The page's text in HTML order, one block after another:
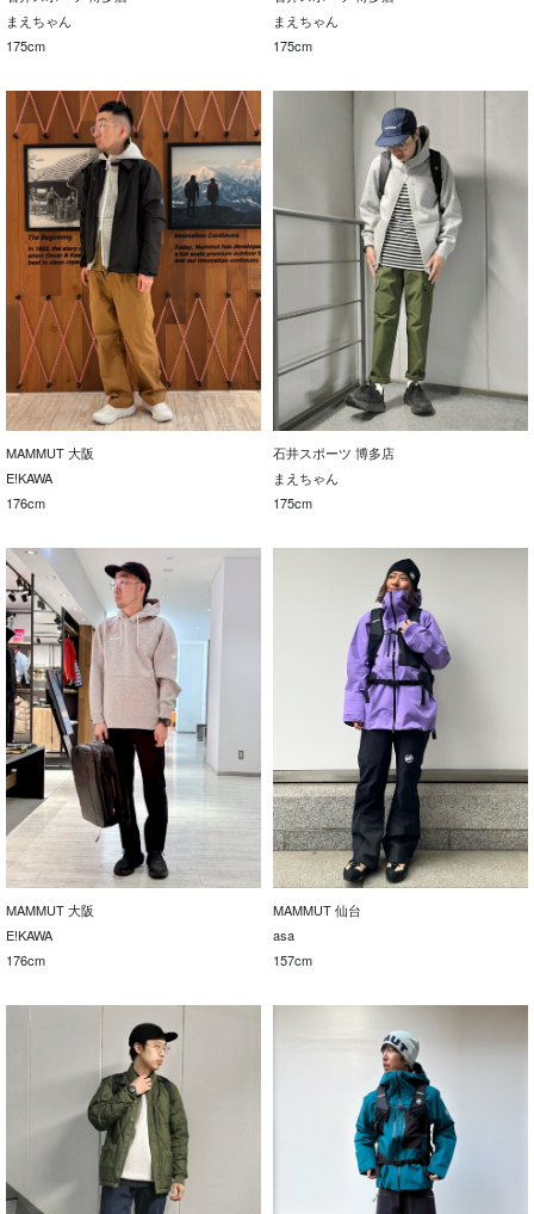
まえちゃん
175cm
まえちゃん
175cm
MAMMUT 大阪
E!KAWA
176cm
石井スポーツ 博多店
まえちゃん
175cm
MAMMUT 大阪
E!KAWA
176cm
MAMMUT 仙台
asa
157cm